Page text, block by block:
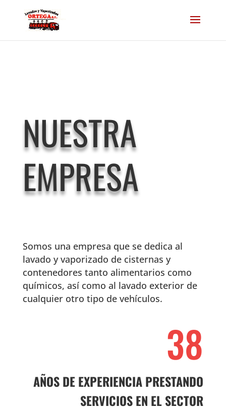
NUESTRA
EMPRESA
Somos una empresa que se dedica al
lavado y vaporizado de cisternas y
contenedores tanto alimentarios como
químicos, así como al lavado exterior de
cualquier otro tipo de vehículos.
38
AÑOS DE EXPERIENCIA PRESTANDO
SERVICIOS EN EL SECTOR